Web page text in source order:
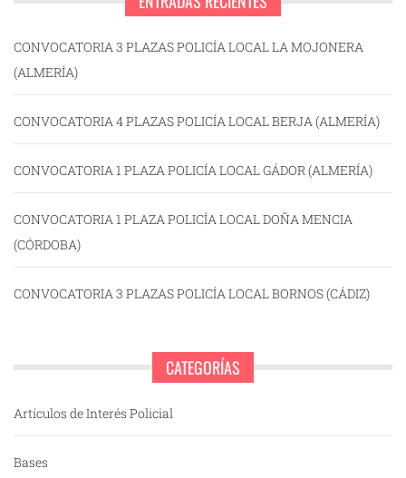
CONVOCATORIA 3 PLAZAS POLICÍA LOCAL LA MOJONERA
(ALMERÍA)
CONVOCATORIA 4 PLAZAS POLICÍA LOCAL BERJA (ALMERÍA)
CONVOCATORIA 1 PLAZA POLICÍA LOCAL GÁDOR (ALMERÍA)
CONVOCATORIA 1 PLAZA POLICÍA LOCAL DOÑA MENCIA
(CÓRDOBA)
CONVOCATORIA 3 PLAZAS POLICÍA LOCAL BORNOS (CÁDIZ)
CATEGORÍAS
Artículos de Interés Policial
Bases